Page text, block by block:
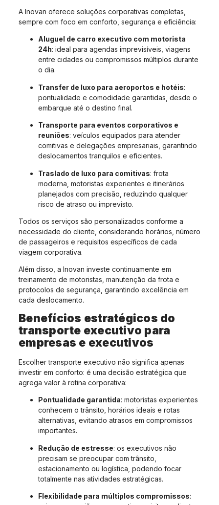
A Inovan oferece soluções corporativas completas,
sempre com foco em conforto, segurança e eficiência:
Aluguel de carro executivo com motorista
24h: ideal para agendas imprevisíveis, viagens
entre cidades ou compromissos múltiplos durante
o dia.
Transfer de luxo para aeroportos e hotéis:
pontualidade e comodidade garantidas, desde o
embarque até o destino final.
Transporte para eventos corporativos e
reuniões: veículos equipados para atender
comitivas e delegações empresariais, garantindo
deslocamentos tranquilos e eficientes.
Traslado de luxo para comitivas: frota
moderna, motoristas experientes e itinerários
planejados com precisão, reduzindo qualquer
risco de atraso ou imprevisto.
Todos os serviços são personalizados conforme a
necessidade do cliente, considerando horários, número
de passageiros e requisitos específicos de cada
viagem corporativa.
Além disso, a Inovan investe continuamente em
treinamento de motoristas, manutenção da frota e
protocolos de segurança, garantindo excelência em
cada deslocamento.
Benefícios estratégicos do
transporte executivo para
empresas e executivos
Escolher transporte executivo não significa apenas
investir em conforto: é uma decisão estratégica que
agrega valor à rotina corporativa:
Pontualidade garantida: motoristas experientes
conhecem o trânsito, horários ideais e rotas
alternativas, evitando atrasos em compromissos
importantes.
Redução de estresse: os executivos não
precisam se preocupar com trânsito,
estacionamento ou logística, podendo focar
totalmente nas atividades estratégicas.
Flexibilidade para múltiplos compromissos: